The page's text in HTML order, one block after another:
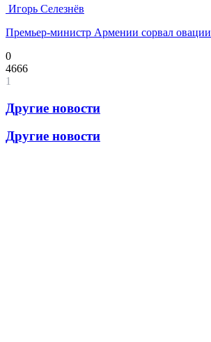
Игорь Селезнёв
Премьер-министр Армении сорвал
0
4666
1
Другие новости
Другие новости